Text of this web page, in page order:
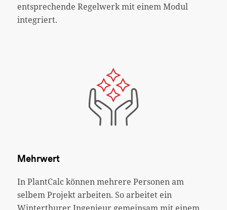
entsprechende Regelwerk mit einem Modul
integriert.
Mehrwert
In PlantCalc können mehrere Personen am
selbem Projekt arbeiten. So arbeitet ein